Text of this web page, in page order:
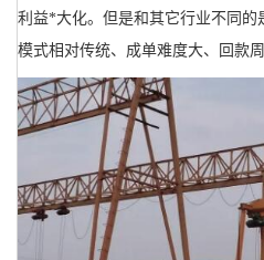
利益*大化。但是和其它行业不同的
模式相对传统、成单难度大、回款